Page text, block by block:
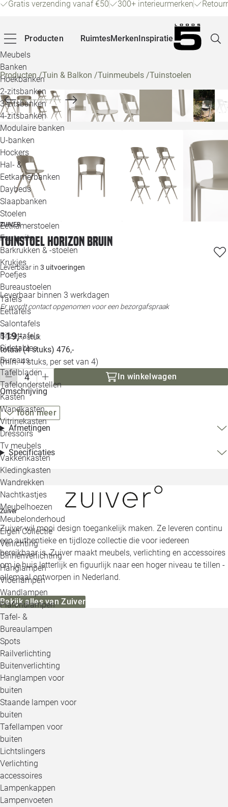
Gratis verzending vanaf €50 300+ interieurmerken
Producten
Meubels
Banken
Hoekbanken
2-zitsbanken
3-zitsbanken
4-zitsbanken
Modulaire banken
U-banken
Hockers
Hal- &
Eetkamerbanken
Daybeds
Slaapbanken
Stoelen
Eetkamerstoelen
Fauteuils
Barkrukken & -stoelen
Krukjes
Poefjes
Bureaustoelen
Tafels
Eettafels
Salontafels
Bijzettafels
Sidetables
Bureaus
Tafelbladen
Tafelonderstellen
Kasten
Wandkasten
Vitrinekasten
Dressoirs
Tv meubels
Vakkenkasten
Kledingkasten
Wandrekken
Nachtkastjes
Meubelhoezen
Meubelonderhoud
Eigen Collectie
Verlichting
Binnenverlichting
Hanglampen
Vloerlampen
Wandlampen
Plafondlampen
Tafel- &
Bureaulampen
Spots
Railverlichting
Buitenverlichting
Hanglampen voor
buiten
Staande lampen voor
buiten
Tafellampen voor
buiten
Lichtslingers
Verlichting
accessoires
Lampenkappen
Lampenvoeten
RuimtesMerkenInspiratie
Producten/Tuin & Balkon /Tuinmeubels /Tuinstoelen
ZUIVER
Tuinstoel Horizon bruin
Leverbaar in 3 uitvoeringen
Leverbaar binnen 3 werkdagen
Er wordt contact opgenomen voor een bezorgafspraak
119,-/ stuk
totaal (4 stuks) 476,-
(min. 4 stuks, per set van 4)
In winkelwagen
Omschrijving
Toon meer
Afmetingen
Specificaties
Zuiver
Zuiver wil mooi design toegankelijk maken. Ze leveren continu
een authentieke en tijdloze collectie die voor iedereen
bereikbaar is. Zuiver maakt meubels, verlichting en accessoires
om je huis letterlijk en figuurlijk naar een hoger niveau te tillen -
allemaal ontworpen in Nederland.
Bekijk alles van Zuiver